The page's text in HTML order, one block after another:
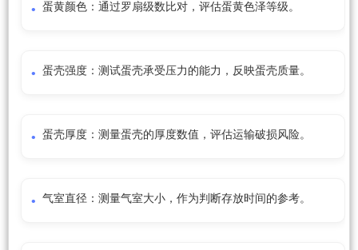
蛋黄颜色：通过罗扇级数比对，评估蛋黄色泽等级。
蛋壳强度：测试蛋壳承受压力的能力，反映蛋壳质量。
蛋壳厚度：测量蛋壳的厚度数值，评估运输破损风险。
气室直径：测量气室大小，作为判断存放时间的参考。